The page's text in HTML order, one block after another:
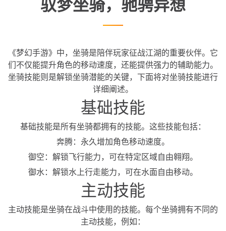
驭梦坐骑，驰骋异想
《梦幻手游》中，坐骑是陪伴玩家征战江湖的重要伙伴。它
们不仅能提升角色的移动速度，还能提供强力的辅助能力。
坐骑技能则是解锁坐骑潜能的关键，下面将对坐骑技能进行
详细阐述。
基础技能
基础技能是所有坐骑都拥有的技能。这些技能包括：
奔腾：永久增加角色移动速度。
御空：解锁飞行能力，可在特定区域自由翱翔。
御水：解锁水上行走能力，可在水面自由移动。
主动技能
主动技能是坐骑在战斗中使用的技能。每个坐骑拥有不同的
主动技能，例如：